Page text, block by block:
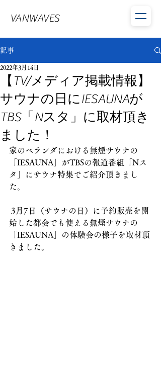
VANWAVES
記事
【TV/メディア掲載情報】
サウナの日にIESAUNAが
TBS「Nスタ」に取材頂き
ました！
2022年3月14日
家のベランダにおける無煙サウナの
「IESAUNA」がTBSの報道番組「Nス
タ」にサウナ特集でご紹介頂きまし
た。
始した都会でも使える無煙サウナの
「IESAUNA」の体験会の様子を取材頂
きました。